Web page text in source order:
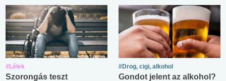
#Lélek
Szorongás teszt
#Drog, cigi, alkohol
Gondot jelent az alkohol?